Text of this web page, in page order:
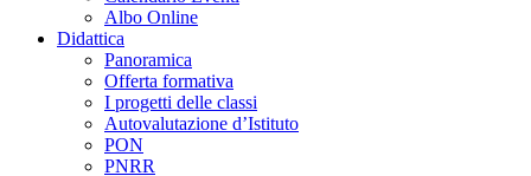
Albo Online
Didattica
Panoramica
Offerta formativa
I progetti delle classi
Autovalutazione d’Istituto
PON
PNRR